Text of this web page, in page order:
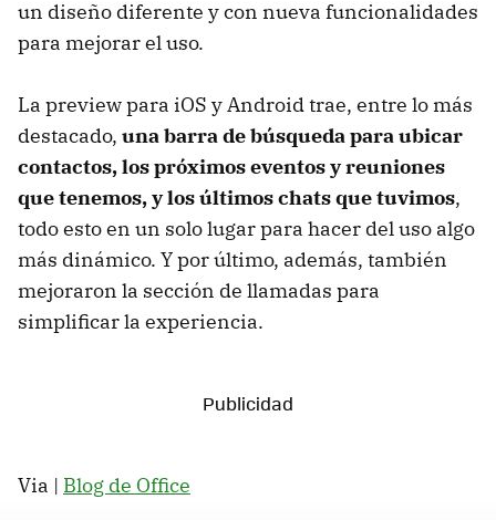
un diseño diferente y con nueva funcionalidades
para mejorar el uso.
La preview para iOS y Android trae, entre lo más
destacado, una barra de búsqueda para ubicar
contactos, los próximos eventos y reuniones
que tenemos, y los últimos chats que tuvimos,
todo esto en un solo lugar para hacer del uso algo
más dinámico. Y por último, además, también
mejoraron la sección de llamadas para
simplificar la experiencia.
Via | Blog de Office